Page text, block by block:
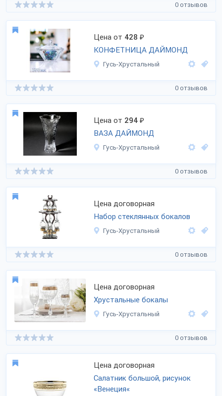
0 отзывов
Цена от 428 ₽
КОНФЕТНИЦА ДАЙМОНД
Гусь-Хрустальный
0 отзывов
Цена от 294 ₽
ВАЗА ДАЙМОНД
Гусь-Хрустальный
0 отзывов
Цена договорная
Набор стеклянных бокалов
Гусь-Хрустальный
0 отзывов
Цена договорная
Хрустальные бокалы
Гусь-Хрустальный
0 отзывов
Цена договорная
Салатник большой, рисунок
«Венеция«